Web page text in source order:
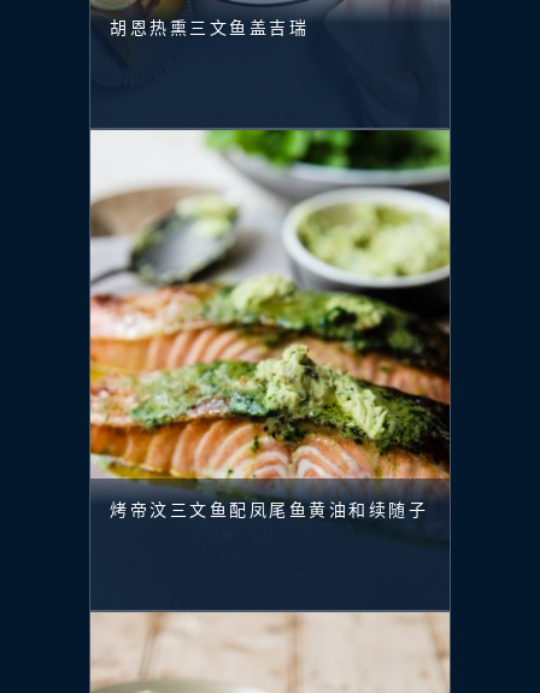
胡恩热熏三文鱼盖吉瑞
烤帝汶三文鱼配凤尾鱼黄油和续随子